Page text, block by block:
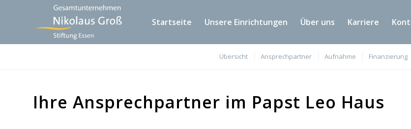
Startseite Unsere Einrichtungen Über uns Karriere
Übersicht Ansprechpartner Aufnahme Finanzierung
Ihre Ansprechpartner im Papst Leo Haus